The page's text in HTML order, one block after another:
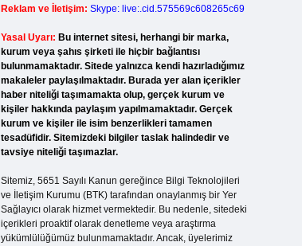
Reklam ve İletişim: Skype: live:.cid.575569c608265c69
Yasal Uyarı: Bu internet sitesi, herhangi bir marka,
kurum veya şahıs şirketi ile hiçbir bağlantısı
bulunmamaktadır. Sitede yalnızca kendi hazırladığımız
makaleler paylaşılmaktadır. Burada yer alan içerikler
haber niteliği taşımamakta olup, gerçek kurum ve
kişiler hakkında paylaşım yapılmamaktadır. Gerçek
kurum ve kişiler ile isim benzerlikleri tamamen
tesadüfidir. Sitemizdeki bilgiler taslak halindedir ve
tavsiye niteliği taşımazlar.
Sitemiz, 5651 Sayılı Kanun gereğince Bilgi Teknolojileri
ve İletişim Kurumu (BTK) tarafından onaylanmış bir Yer
Sağlayıcı olarak hizmet vermektedir. Bu nedenle, sitedeki
içerikleri proaktif olarak denetleme veya araştırma
yükümlülüğümüz bulunmamaktadır. Ancak, üyelerimiz